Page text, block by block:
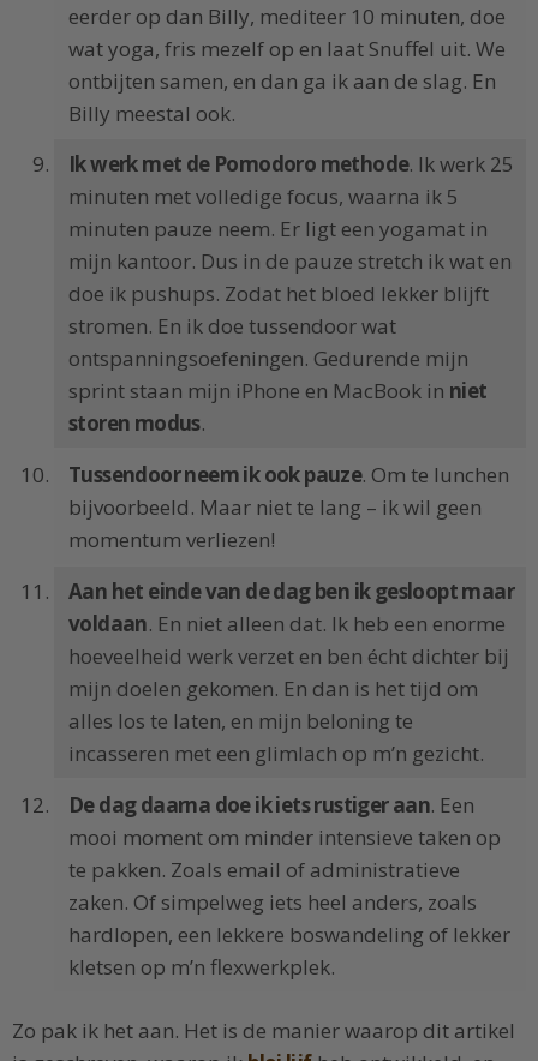
eerder op dan Billy, mediteer 10 minuten, doe
wat yoga, fris mezelf op en laat Snuffel uit. We
ontbijten samen, en dan ga ik aan de slag. En
Billy meestal ook.
Ik werk met de Pomodoro methode. Ik werk 25
minuten met volledige focus, waarna ik 5
minuten pauze neem. Er ligt een yogamat in
mijn kantoor. Dus in de pauze stretch ik wat en
doe ik pushups. Zodat het bloed lekker blijft
stromen. En ik doe tussendoor wat
ontspanningsoefeningen. Gedurende mijn
sprint staan mijn iPhone en MacBook in niet
storen modus.
Tussendoor neem ik ook pauze. Om te lunchen
bijvoorbeeld. Maar niet te lang – ik wil geen
momentum verliezen!
Aan het einde van de dag ben ik gesloopt maar
voldaan. En niet alleen dat. Ik heb een enorme
hoeveelheid werk verzet en ben écht dichter bij
mijn doelen gekomen. En dan is het tijd om
alles los te laten, en mijn beloning te
incasseren met een glimlach op m’n gezicht.
De dag daarna doe ik iets rustiger aan. Een
mooi moment om minder intensieve taken op
te pakken. Zoals email of administratieve
zaken. Of simpelweg iets heel anders, zoals
hardlopen, een lekkere boswandeling of lekker
kletsen op m’n flexwerkplek.
Zo pak ik het aan. Het is de manier waarop dit artikel